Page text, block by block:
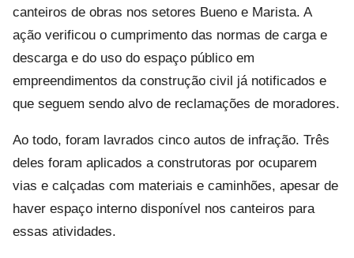
canteiros de obras nos setores Bueno e Marista. A
ação verificou o cumprimento das normas de carga e
descarga e do uso do espaço público em
empreendimentos da construção civil já notificados e
que seguem sendo alvo de reclamações de moradores.
Ao todo, foram lavrados cinco autos de infração. Três
deles foram aplicados a construtoras por ocuparem
vias e calçadas com materiais e caminhões, apesar de
haver espaço interno disponível nos canteiros para
essas atividades.